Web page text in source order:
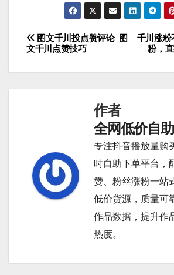
文
章
千川涨粉
粉，
图文千川投点赞评论_图
文千川点赞技巧
作者
全网低价自
专注抖音播放量购
时自助下单平台，
赞、粉丝涨粉一站
低价货源，质量可
作品数据，提升作
热度。